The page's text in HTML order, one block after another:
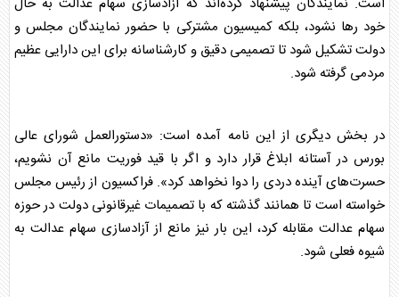
خود رها نشود، بلکه کمیسیون مشترکی با حضور نمایندگان مجلسو
دولت تشکیل شود تا تصمیمی دقیق و کارشناسانه برای این دارایی عظیم
مردمی گرفته شود.
در بخش دیگری از این نامه آمده است: «دستورالعمل شورای عالی
بورس در آستانه ابلاغ قرار دارد و اگر با قید فوریت مانع آن نشویم،
حسرت‌های آینده دردی را دوا نخواهد کرد». فراکسیون از رئیس مجلس
خواسته است تا همانند گذشته که با تصمیمات غیرقانونی دولت در حوزه
سهام عدالتمقابله کرد، این بار نیز مانع از آزادسازی سهام عدالت به
شیوه فعلی شود.